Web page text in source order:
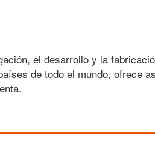
el desarrollo y la
de todo el mundo, ofrece